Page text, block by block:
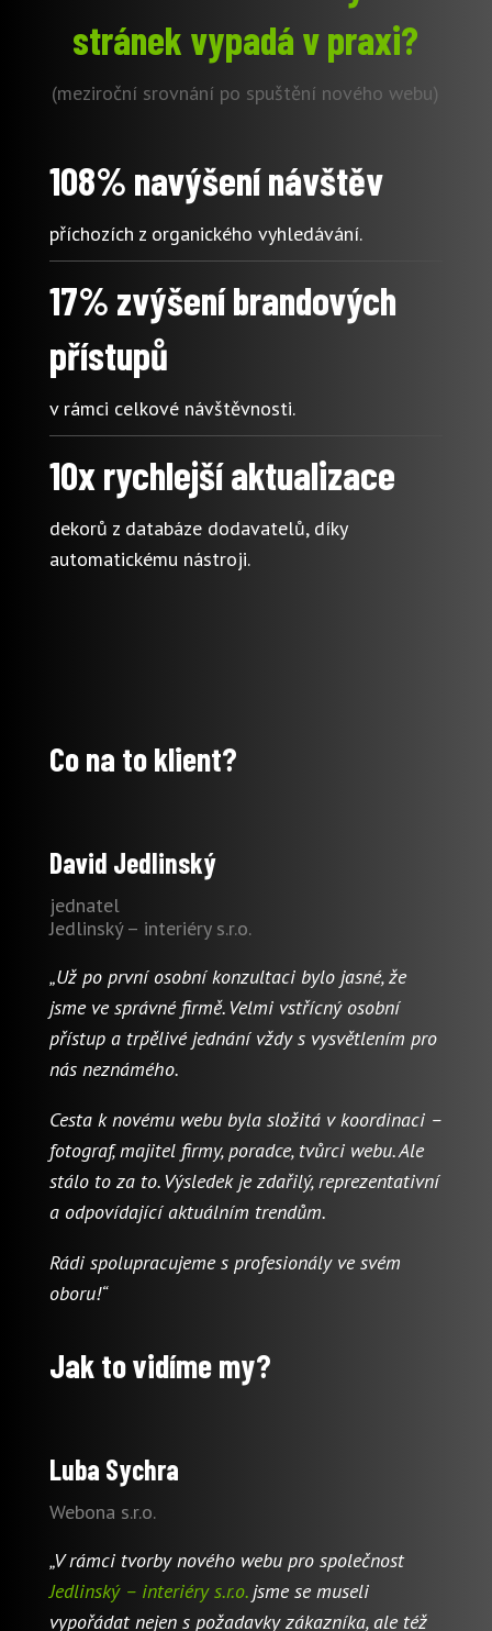
stránek vypadá v praxi?
(meziroční srovnání po spuštění nového webu)
108% navýšení návštěv
příchozích z organického vyhledávání.
17% zvýšení brandových
přístupů
v rámci celkové návštěvnosti.
10x rychlejší aktualizace
dekorů z databáze dodavatelů, díky
automatickému nástroji.
Co na to klient?
David Jedlinský
jednatel
Jedlinský – interiéry s.r.o.
„Už po první osobní konzultaci bylo jasné, že
jsme ve správné firmě. Velmi vstřícný osobní
přístup a trpělivé jednání vždy s vysvětlením pro
nás neznámého.
Cesta k novému webu byla složitá v koordinaci –
fotograf, majitel firmy, poradce, tvůrci webu. Ale
stálo to za to. Výsledek je zdařilý, reprezentativní
a odpovídající aktuálním trendům.
Rádi spolupracujeme s profesionály ve svém
oboru!“
Jak to vidíme my?
Luba Sychra
Webona s.r.o.
„V rámci tvorby nového webu pro společnost
Jedlinský – interiéry s.r.o.jsme se museli
vypořádat nejen s požadavky zákazníka, ale též